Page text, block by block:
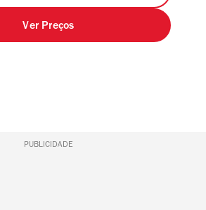
Ver Preços
PUBLICIDADE